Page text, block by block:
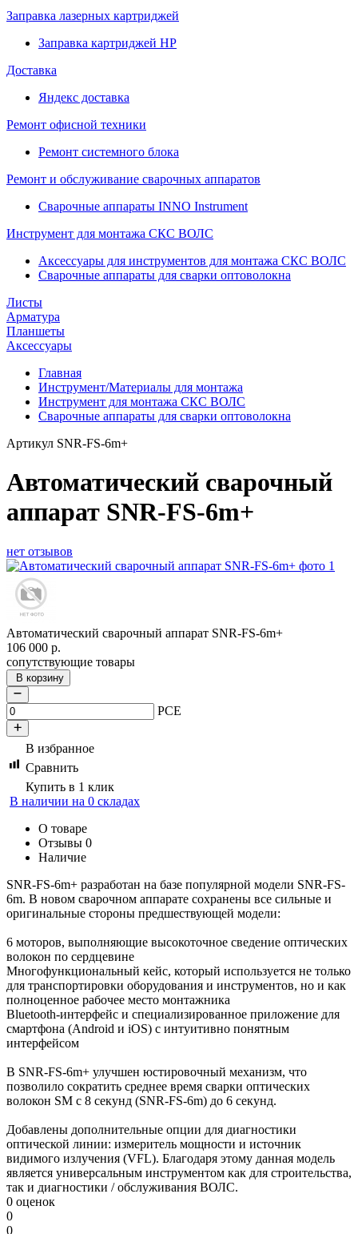
Заправка лазерных картриджей
Заправка картриджей HP
Доставка
Яндекс доставка
Ремонт офисной техники
Ремонт системного блока
Ремонт и обслуживание сварочных аппаратов
Сварочные аппараты INNO Instrument
Инструмент для монтажа СКС ВОЛС
Аксессуары для инструментов для монтажа СКС ВОЛС
Сварочные аппараты для сварки оптоволокна
Листы
Арматура
Планшеты
Аксессуары
Главная
Инструмент/Материалы для монтажа
Инструмент для монтажа СКС ВОЛС
Сварочные аппараты для сварки оптоволокна
Артикул SNR-FS-6m+
Автоматический сварочный
аппарат SNR-FS-6m+
нет отзывов
Автоматический сварочный аппарат SNR-FS-6m+
106 000 р.
сопутствующие товары
В корзину
PCE
В избранное
Сравнить
Купить в 1 клик
В наличии на 0 складах
О товаре
Отзывы 0
Наличие
SNR-FS-6m+ разработан на базе популярной модели SNR-FS-
6m. В новом сварочном аппарате сохранены все сильные и
оригинальные стороны предшествующей модели:
6 моторов, выполняющие высокоточное сведение оптических
волокон по сердцевине
Многофункциональный кейс, который используется не только
для транспортировки оборудования и инструментов, но и как
полноценное рабочее место монтажника
Bluetooth-интерфейс и специализированное приложение для
смартфона (Android и iOS) с интуитивно понятным
интерфейсом
В SNR-FS-6m+ улучшен юстировочный механизм, что
позволило сократить среднее время сварки оптических
волокон SM с 8 секунд (SNR-FS-6m) до 6 секунд.
Добавлены дополнительные опции для диагностики
оптической линии: измеритель мощности и источник
видимого излучения (VFL). Благодаря этому данная модель
является универсальным инструментом как для строительства,
так и диагностики / обслуживания ВОЛС.
0 оценок
0
0